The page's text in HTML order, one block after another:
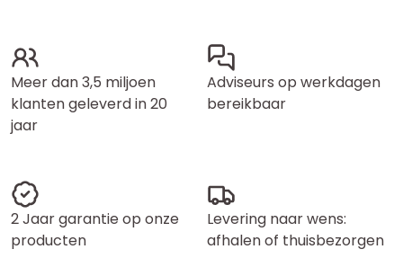
Meer dan 3,5 miljoen
klanten geleverd in 20
jaar
Adviseurs op werkdagen
bereikbaar
2 Jaar garantie op onze
producten
Levering naar wens:
afhalen of thuisbezorgen